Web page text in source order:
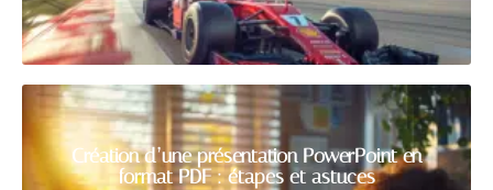
Création d’une présentation PowerPoint en
format PDF : étapes et astuces